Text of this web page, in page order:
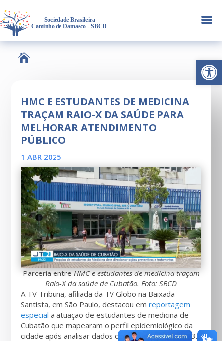
Abrir
a

HMC E ESTUDANTES DE MEDICINA
TRAÇAM RAIO-X DA SAÚDE PARA
MELHORAR ATENDIMENTO
PÚBLICO
1 ABR 2025
Parceria entreHMC e estudantes de medicina traçam
Raio-X da saúde de Cubatão. Foto: SBCD
A TV Tribuna, afiliada da TV Globo na Baixada
Santista, em São Paulo, destacou emreportagem
especial a atuação de estudantes de medicina de
Cubatão que mapearam o perfil epidemiológico da
cidade após analisar dados do SUS de 1996 a 2023.